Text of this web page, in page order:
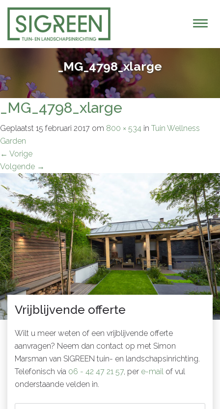
T
g
n
t
i
o
n
_MG_4798_xlarge
_MG_4798_xlarge
Geplaatst 15 februari 2017 om 800 × 534 in Tuin Wellness
Garden
← Vorige
Volgende →
Vrijblijvende offerte
Wilt u meer weten of een vrijblijvende offerte
aanvragen? Neem dan contact op met Simon
Marsman van SIGREEN tuin- en landschapsinrichting.
Telefonisch via 06 - 42 47 21 57, per e-mail of vul
onderstaande velden in.